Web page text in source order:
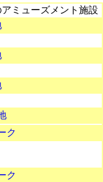
ミューズメント施設
ク
ク